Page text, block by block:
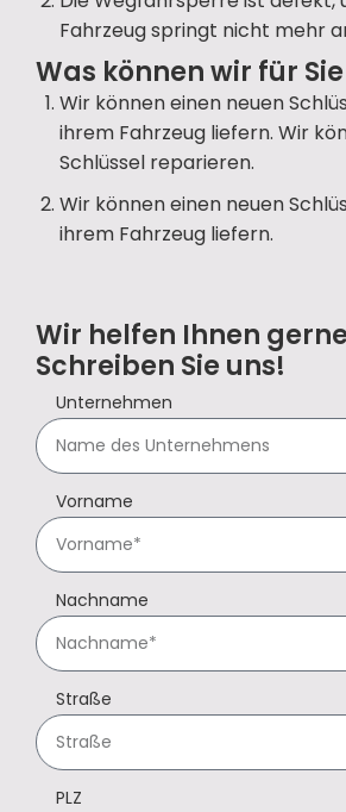
Fahrzeug springt nicht mehr
Was können wir für
Wir können einen neuen
ihrem Fahrzeug liefern. Wir
Schlüssel reparieren.
Wir können einen neuen
ihrem Fahrzeug liefern.
Wir helfen Ihnen
Schreiben Sie uns!
Unternehmen
Vorname
Nachname
Straße
PLZ